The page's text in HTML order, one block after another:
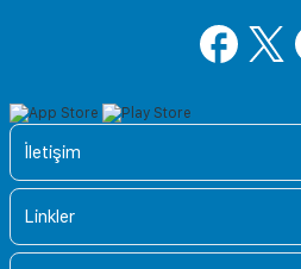
İletişim
Linkler